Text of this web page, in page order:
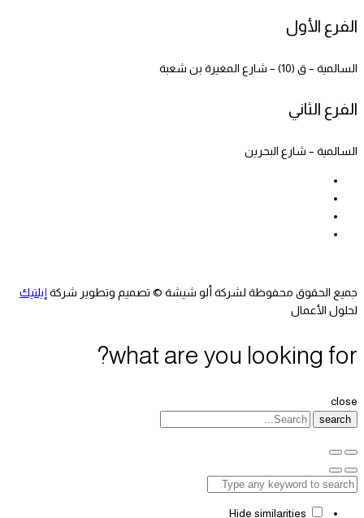
الفرع الأول
السالمية – ق (10) – شارع المغيرة بن شعبة
الفرع الثاني
السالمية – شارع البحرين
جميع الحقوق محفوظة لشركة ألو شيشة © تصميم وتطوير شركة إيلتيك
لحلول الأعمال
what are you looking for?
close
search